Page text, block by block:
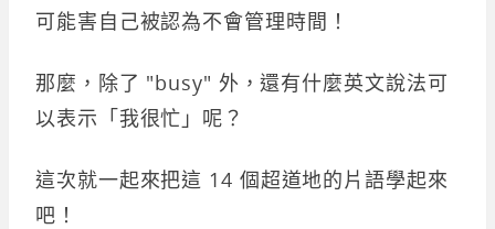
可能害自己被認為不會管理時間！
那麼，除了 "busy" 外，還有什麼英文說法可
以表示「我很忙」呢？
這次就一起來把這 14 個超道地的片語學起來
吧！